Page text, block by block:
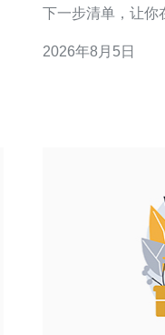
下一步清单，让你在采购前
宽、DDoS高防、
2026年8月5日